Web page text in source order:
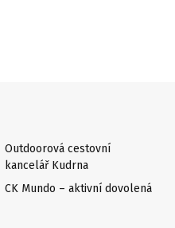
Outdoorová cestovní
kancelář Kudrna
CK Mundo – aktivní dovolená